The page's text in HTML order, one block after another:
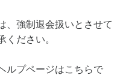
、強制退会扱いとさせて
ください。
ルプページはこちらで